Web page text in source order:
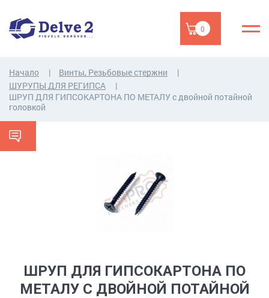
0
Начало
Винты, Резьбовые стержни
ШУРУПЫ ДЛЯ РЕГИПСА
ШРУП ДЛЯ ГИПСОКАРТОНА ПО МЕТАЛУ с двойной потайной
головкой
ШРУП ДЛЯ ГИПСОКАРТОНА ПО
МЕТАЛУ С ДВОЙНОЙ ПОТАЙНОЙ